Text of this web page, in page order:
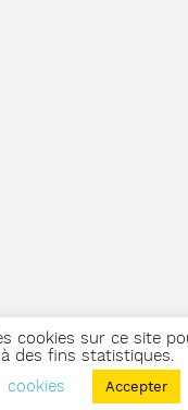
cookies sur ce site
des fins statistiques.
cookies
Accepter